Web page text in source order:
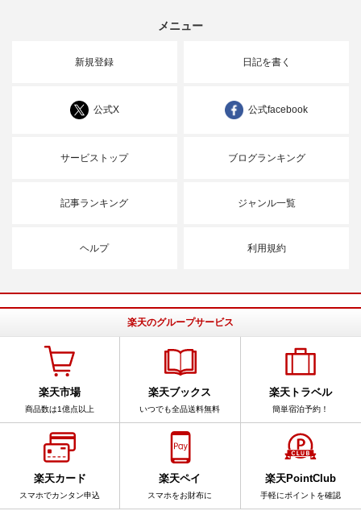
メニュー
新規登録 日記を書く
公式X 公式facebook
サービストップ ブログランキング
記事ランキング ジャンル一覧
ヘルプ 利用規約
楽天のグループサービス
楽天市場
商品数は1億点以上
楽天ブックス
いつでも全品送料無料
楽天トラベル
簡単宿泊予約！
楽天カード
スマホでカンタン申込
楽天ペイ
スマホをお財布に
楽天PointClub
手軽にポイントを確認